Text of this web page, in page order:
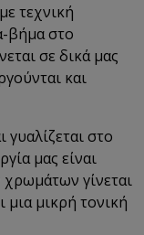
τεχνική
βήμα στο
σε δικά μας
και
γυαλίζεται στο
μας είναι
γίνεται
μια μικρή τονική